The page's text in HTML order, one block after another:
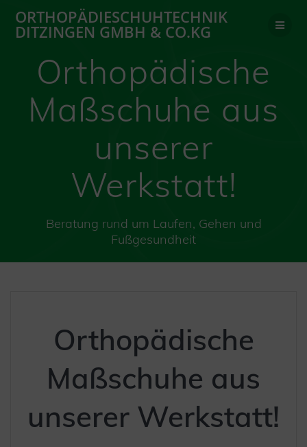
Inhalt
springen
ORTHOPÄDIESCHUHTECHNIK
DITZINGEN GMBH & CO.KG
Orthopädische
Maßschuhe aus
unserer
Werkstatt!
Beratung rund um Laufen, Gehen und
Fußgesundheit
Orthopädische
Maßschuhe aus
unserer Werkstatt!